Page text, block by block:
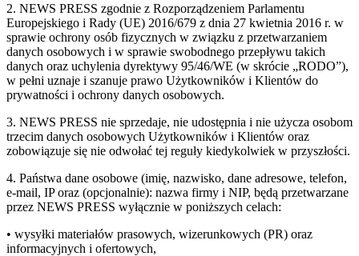
2. NEWS PRESS zgodnie z Rozporządzeniem Parlamentu
Europejskiego i Rady (UE) 2016/679 z dnia 27 kwietnia 2016 r. w
sprawie ochrony osób fizycznych w związku z przetwarzaniem
danych osobowych i w sprawie swobodnego przepływu takich
danych oraz uchylenia dyrektywy 95/46/WE (w skrócie „RODO”),
w pełni uznaje i szanuje prawo Użytkowników i Klientów do
prywatności i ochrony danych osobowych.
3. NEWS PRESS nie sprzedaje, nie udostępnia i nie użycza osobom
trzecim danych osobowych Użytkowników i Klientów oraz
zobowiązuje się nie odwołać tej reguły kiedykolwiek w przyszłości.
4. Państwa dane osobowe (imię, nazwisko, dane adresowe, telefon,
e-mail, IP oraz (opcjonalnie): nazwa firmy i NIP, będą przetwarzane
przez NEWS PRESS wyłącznie w poniższych celach:
• wysyłki materiałów prasowych, wizerunkowych (PR) oraz
informacyjnych i ofertowych,